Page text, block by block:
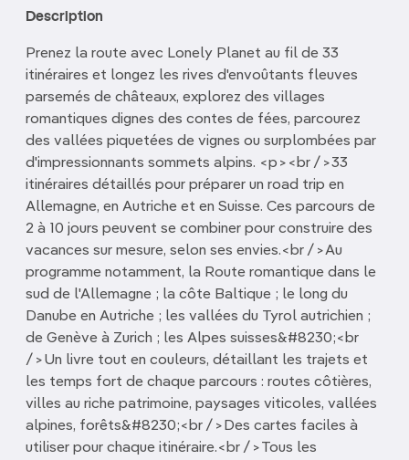
Description
Prenez la route avec Lonely Planet au fil de 33
itinéraires et longez les rives d'envoûtants fleuves
parsemés de châteaux, explorez des villages
romantiques dignes des contes de fées, parcourez
des vallées piquetées de vignes ou surplombées par
d'impressionnants sommets alpins. <p><br />33
itinéraires détaillés pour préparer un road trip en
Allemagne, en Autriche et en Suisse. Ces parcours de
2 à 10 jours peuvent se combiner pour construire des
vacances sur mesure, selon ses envies.<br />Au
programme notamment, la Route romantique dans le
sud de l'Allemagne ; la côte Baltique ; le long du
Danube en Autriche ; les vallées du Tyrol autrichien ;
de Genève à Zurich ; les Alpes suisses&#8230;<br
/>Un livre tout en couleurs, détaillant les trajets et
les temps fort de chaque parcours : routes côtières,
villes au riche patrimoine, paysages viticoles, vallées
alpines, forêts&#8230;<br />Des cartes faciles à
utiliser pour chaque itinéraire.<br />Tous les